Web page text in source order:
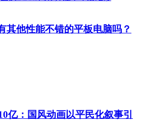
其他性能不错的平板电脑吗？
亿：国风动画以平民化叙事引